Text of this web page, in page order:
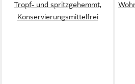
Tropf- und spritzgehemmt,
Konservierungsmittelfrei